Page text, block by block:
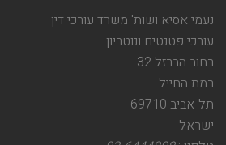
נעמי אסיא ושות' משרד עורכי דין
עורכי פטנטים ונוטריון
רחוב הברזל 32
רמת החייל
תל-אביב 69710
ישראל